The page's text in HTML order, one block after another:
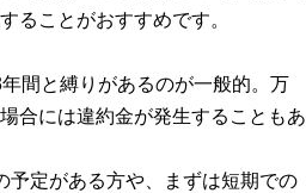
ることがおすすめです。
間 と縛りがあるのが一般的。万
合には違約金が発生することもあ
予定がある方や、まずは短期での